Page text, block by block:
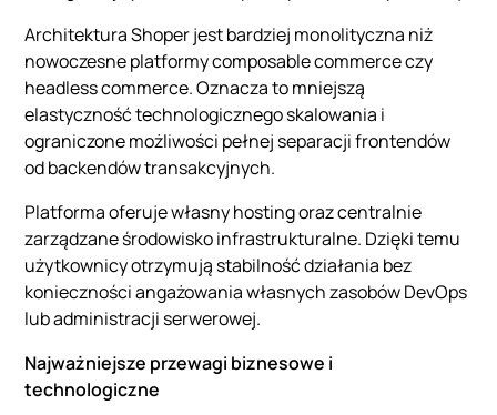
Architektura Shoper jest bardziej monolityczna niż
nowoczesne platformy composable commerce czy
headless commerce. Oznacza to mniejszą
elastyczność technologicznego skalowania i
ograniczone możliwości pełnej separacji frontendów
od backendów transakcyjnych.
Platforma oferuje własny hosting oraz centralnie
zarządzane środowisko infrastrukturalne. Dzięki temu
użytkownicy otrzymują stabilność działania bez
konieczności angażowania własnych zasobów DevOps
lub administracji serwerowej.
Najważniejsze przewagi biznesowe i
technologiczne